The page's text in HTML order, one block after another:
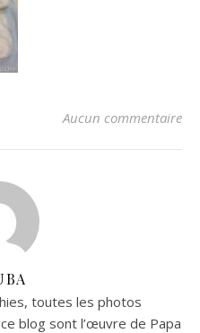
Aucun commentaire
toutes les photos
blog sont l’œuvre de Papa